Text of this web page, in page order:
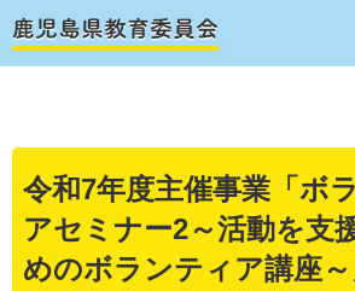
令和7年度主催事業「ボ
アセミナー2～活動を支
めのボランティア講座